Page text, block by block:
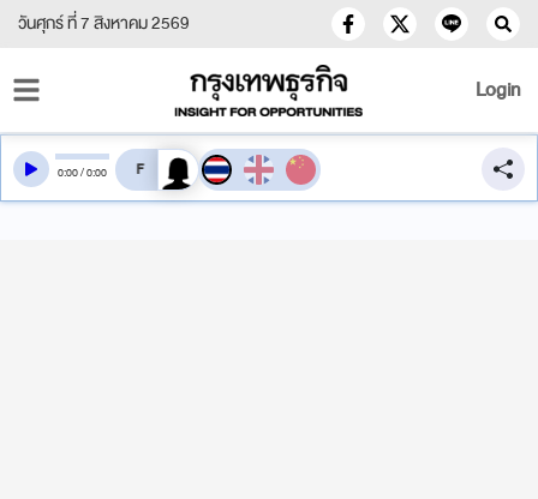
วันศุกร์ ที่ 7 สิงหาคม 2569
Login
0:00/0:00 สลับเสียงอ่าน